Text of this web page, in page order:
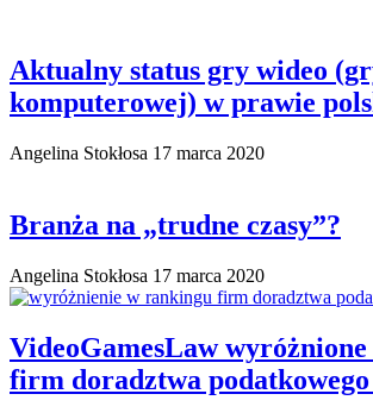
Aktualny status gry wideo
komputerowej) w prawie
Angelina Stokłosa 17 marca 2020
Branża na „trudne czasy”?
Angelina Stokłosa 17 marca 2020
VideoGamesLaw
firm doradztwa podatkowego